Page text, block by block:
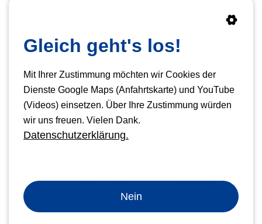
Diese Thermobindemappen eignen sich für die Herstellung von
selbstverständlich auch für alle anderen Gerätehersteller
Sind Sie sich nicht sicher, welche Bindemappe für Sie die richtige
ist,fragen Sie einfach bei uns an.
Leder strukturierte Thermobindemappe
Produktbeschreibung
Farben
weiß, royalblau, rot, schwarz, bordeaux und grün (weitere Farben
Gleich geht's los!
Mit Ihrer Zustimmung möchten wir Cookies der
Dienste Google Maps (Anfahrtskarte) und YouTube
(Videos) einsetzen. Über Ihre Zustimmung würden
wir uns freuen. Vielen Dank.
Datenschutzerklärung.
Nein